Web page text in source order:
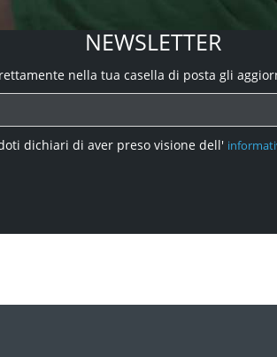
NEWSLETTER
nella tua casella di posta gli
dichiari di aver preso visione dell'